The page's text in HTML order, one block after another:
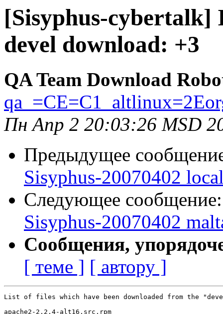
[Sisyphus-cybertalk]
devel download: +3
QA Team Download
Пн Апр 2 20:03:26 MSD
Предыдущее
Sisyphus-20070402
Следующее
Sisyphus-20070402
Сообщения,
[ теме ] [ автору ]
List of files which have been downloaded from the
apache2-2.2.4-alt16.src.rpm